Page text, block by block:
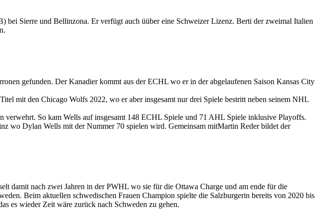
Sierre und Bellinzona. Er verfügt auch üüber eine Schweizer Lizenz. Berti der zweimal Italien
gefunden. Der Kanadier kommt aus der ECHL wo er in der abgelaufenen Saison Kansas City
mit den Chicago Wolfs 2022, wo er aber insgesamt nur drei Spiele bestritt neben seinem NHL
So kam Wells auf insgesamt 148 ECHL Spiele und 71 AHL Spiele inklusive Playoffs.
wo Dylan Wells mit der Nummer 70 spielen wird. Gemeinsam mitMartin Reder bildet der
damit nach zwei Jahren in der PWHL wo sie für die Ottawa Charge und am ende für die
Beim aktuellen schwedischen Frauen Champion spielte die Salzburgerin bereits von 2020 bis
es wieder Zeit wäre zurück nach Schweden zu gehen.